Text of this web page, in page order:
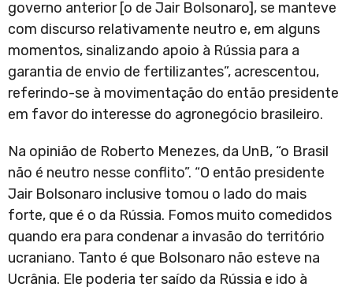
governo anterior [o de Jair Bolsonaro], se manteve
com discurso relativamente neutro e, em alguns
momentos, sinalizando apoio à Rússia para a
garantia de envio de fertilizantes”, acrescentou,
referindo-se à movimentação do então presidente
em favor do interesse do agronegócio brasileiro.
Na opinião de Roberto Menezes, da UnB, “o Brasil
não é neutro nesse conflito”. “O então presidente
Jair Bolsonaro inclusive tomou o lado do mais
forte, que é o da Rússia. Fomos muito comedidos
quando era para condenar a invasão do território
ucraniano. Tanto é que Bolsonaro não esteve na
Ucrânia. Ele poderia ter saído da Rússia e ido à